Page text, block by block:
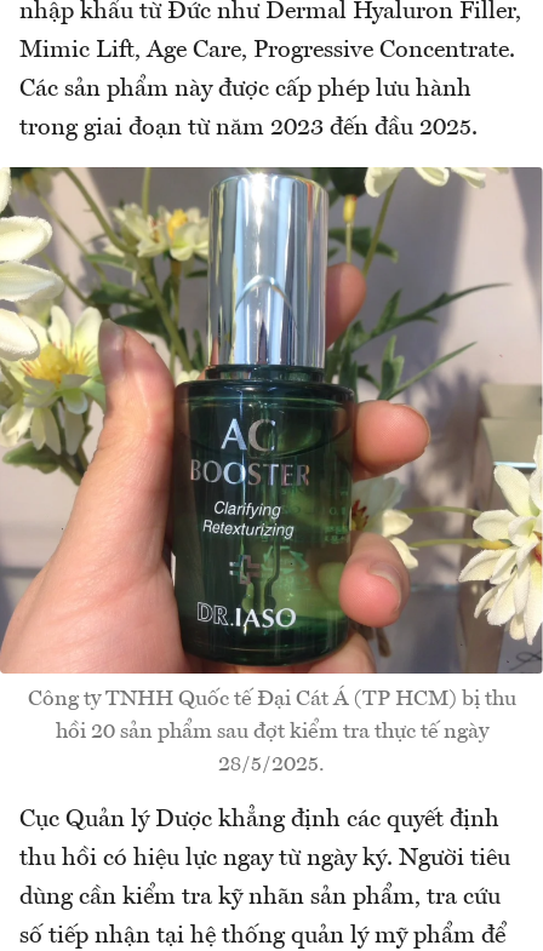
nhập khẩu từ Đức như Dermal Hyaluron Filler,
Mimic Lift, Age Care, Progressive Concentrate.
Các sản phẩm này được cấp phép lưu hành
trong giai đoạn từ năm 2023 đến đầu 2025.
Công ty TNHH Quốc tế Đại Cát Á (TP HCM) bị thu
hồi 20 sản phẩm sau đợt kiểm tra thực tế ngày
28/5/2025.
Cục Quản lý Dược khẳng định các quyết định
thu hồi có hiệu lực ngay từ ngày ký. Người tiêu
dùng cần kiểm tra kỹ nhãn sản phẩm, tra cứu
số tiếp nhận tại hệ thống quản lý mỹ phẩm để